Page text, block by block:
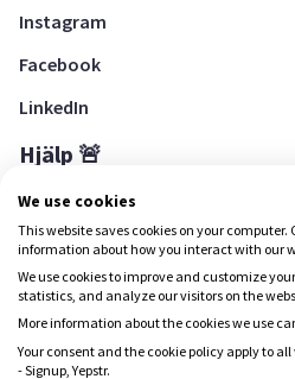
Instagram
Facebook
LinkedIn
Hjälp 🚨
Hjälpcenter
Ladda ned Yepstr
Ladda ned Yepstr
We use cookies
This website saves cookies on your computer.
information about how you interact with our
We use cookies to improve and customize
statistics, and analyze our visitors on the
More information about the cookies we use
Your consent and the cookie policy apply to
- Signup, Yepstr.